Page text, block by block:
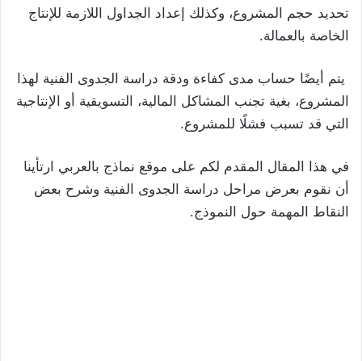
تحديد حجم المشروع، وكذلك إعداد الجداول اللازمة للإنتاج
الخاصة بالعمالة.
يتم أيضًا حساب مدى كفاءة ودقة دراسة الجدوى الفنية لهذا
المشروع، بغية تجنب المشاكل المالية، التسويقية أو الإنتاجية
التي قد تسبب فشلًا للمشروع.
في هذا المقال المقدم لكم على موقع نماذج بالعربي ارتأينا
أن نقوم بعرض مراحل دراسة الجدوى الفنية وشرح بعض
النقاط المهمة حول النموذج.